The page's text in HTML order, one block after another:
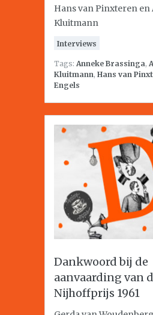
Hans van Pinxteren en
Kluitmann
Interviews
Tags: Anneke Brassinga,
Kluitmann, Hans van
Engels
Dankwoord bij de
aanvaarding van
Nijhoffprijs 1961